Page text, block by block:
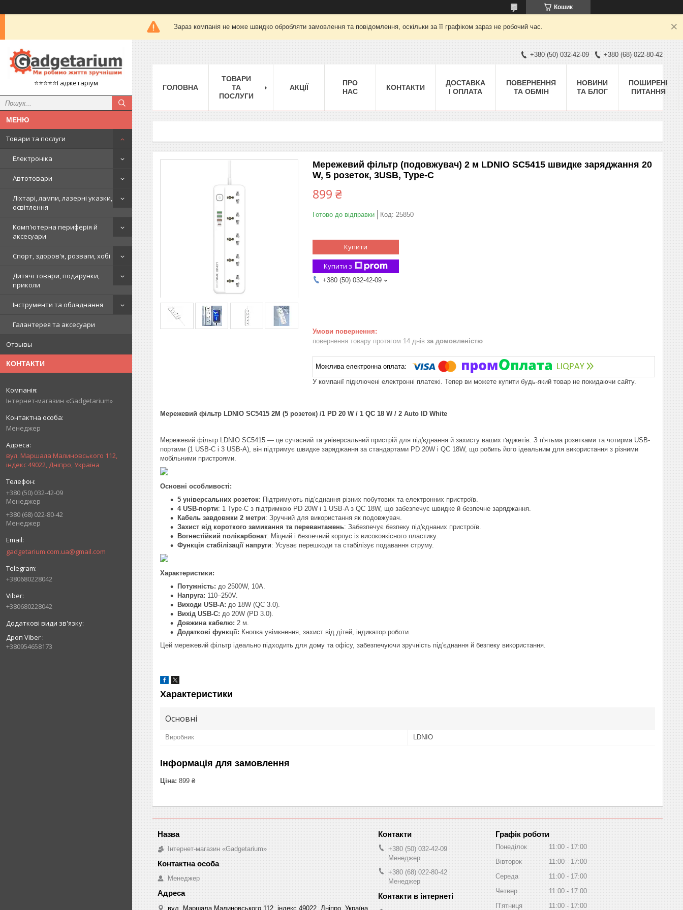
Кошик
Зараз компанія не може швидко обробляти замовлення та повідомлення, оскільки за її графіком зараз не робочий час.
⭐️⭐️⭐️⭐️⭐️Гаджетаріум
Товари та послуги
Електроніка
Автотовари
Ліхтарі, лампи, лазерні указки,
освітлення
Комп'ютерна периферія й
аксесуари
Спорт, здоров'я, розваги, хобі
Дитячі товари, подарунки,
приколи
Інструменти та обладнання
Галантерея та аксесуари
Отзывы
КОНТАКТИ
Інтернет-магазин «Gadgetarium»
Менеджер
вул. Маршала Малиновського 112,
індекс 49022, Дніпро, Україна
+380 (50) 032-42-09
Менеджер
+380 (68) 022-80-42
Менеджер
gadgetarium.com.ua@gmail.com
+380680228042
+380680228042
Дроп Viber
+380954658173
+380 (50) 032-42-09 +380 (68) 022-80-42
ГОЛОВНА
ТОВАРИ
ТА
ПОСЛУГИ
АКЦІЇ
ПРО
НАС
КОНТАКТИ
ДОСТАВКА
І ОПЛАТА
ПОВЕРНЕННЯ
ТА ОБМІН
НОВИНИ
ТА БЛОГ
ПОШИРЕНІ
ПИТАННЯ
Мережевий фільтр (подовжувач) 2 м LDNIO SC5415 швидке заряджання 20
W, 5 розеток, 3USB, Type-C
899 ₴
Готово до відправки Код: 25850
Купити
Купити з
+380 (50) 032-42-09
повернення товару протягом 14 днів за домовленістю
У компанії підключені електронні платежі. Тепер ви можете купити будь-який товар не покидаючи сайту.
Мережевий фільтр LDNIO SC5415 2M (5 розеток) /1 PD 20 W / 1 QC 18 W / 2 Auto ID White
Мережевий фільтр LDNIO SC5415 — це сучасний та універсальний пристрій для під'єднання й захисту ваших ґаджетів. З п'ятьма розетками та чотирма USB-
портами (1 USB-C і 3 USB-A), він підтримує швидке заряджання за стандартами PD 20W і QC 18W, що робить його ідеальним для використання з різними
мобільними пристроями.
Основні особливості:
5 універсальних розеток: Підтримують під'єднання різних побутових та електронних пристроїв.
4 USB-порти: 1 Type-C з підтримкою PD 20W і 1 USB-A з QC 18W, що забезпечує швидке й безпечне заряджання.
Кабель завдовжки 2 метри: Зручний для використання як подовжувач.
Захист від короткого замикання та перевантажень: Забезпечує безпеку під'єднаних пристроїв.
Вогнестійкий полікарбонат: Міцний і безпечний корпус із високоякісного пластику.
Функція стабілізації напруги: Усуває перешкоди та стабілізує подавання струму.
Характеристики:
Потужність: до 2500W, 10A.
Напруга: 110–250V.
Виходи USB-A: до 18W (QC 3.0).
Вихід USB-C: до 20W (PD 3.0).
Довжина кабелю: 2 м.
Додаткові функції: Кнопка увімкнення, захист від дітей, індикатор роботи.
Цей мережевий фільтр ідеально підходить для дому та офісу, забезпечуючи зручність під'єднання й безпеку використання.
Характеристики
Основні
Виробник LDNIO
Інформація для замовлення
Ціна: 899 ₴
Інтернет-магазин «Gadgetarium»
Менеджер
вул. Маршала Малиновського 112, індекс 49022, Дніпро, Україна
+380 (50) 032-42-09
Менеджер
+380 (68) 022-80-42
Менеджер
Графік роботи
Понеділок 11:00
17:00
Вівторок
11:00
17:00
Середа
11:00
17:00
Четвер
11:00
17:00
Пʼятниця
11:00 17:00